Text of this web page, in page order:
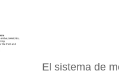
El sistema de